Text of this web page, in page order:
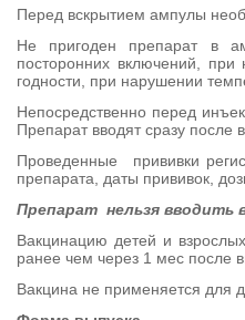
Перед вскрытием ампулы
Не пригоден препарат в
посторонних включений,
годности, при нарушении
Непосредственно перед
Препарат вводят сразу
Проведенные прививки
препарата, даты прививок,
Препарат нельзя вводить
Вакцинацию детей и
ранее чем через 1 мес после
Вакцина не применяется для